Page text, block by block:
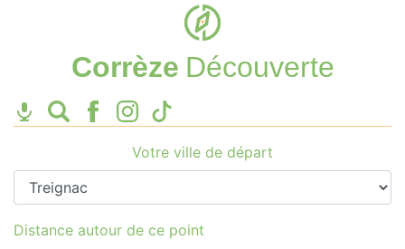
Corrèze Découverte
Votre ville de départ
Distance autour de ce point